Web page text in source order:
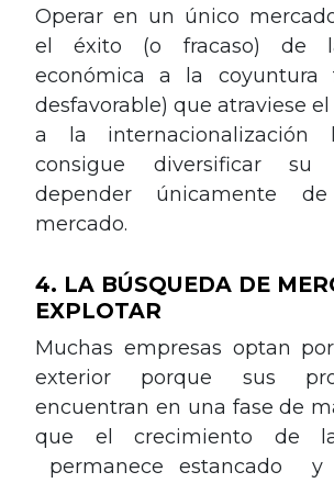
Operar en un único
el éxito (o fracaso) de
económica a la coyuntura
desfavorable) que atraviese el
a la internacionalización
consigue diversificar su
depender únicamente
mercado.
4. LA BÚSQUEDA DE
EXPLOTAR
Muchas empresas optan
exterior porque sus
encuentran en una fase de
que el crecimiento de
permanece estancado